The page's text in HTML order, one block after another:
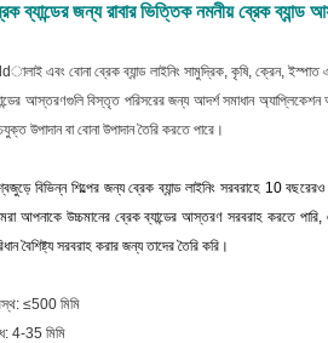
ব্যান্ডের জন্য রাবার ভিত্তিক নমনীয় ব্রেক
এবং বোনা ব্রেক ব্যান্ড লাইনিং সামুদ্রিক, কৃষি, ক্রেন, ইস্পাত
আস্তরণগুলি বিস্তৃত পরিসরের জন্য আদর্শ সমাধান অ্যাপ্লিকেশন
উপাদান বা বোনা উপাদান তৈরি করতে পারে।
বিভিন্ন শিল্পের জন্য ব্রেক ব্যান্ড লাইনিং সরবরাহে 10
আপনাকে উচ্চমানের ব্রেক ব্যান্ডের আস্তরণ সরবরাহ করতে পারি,
বৈশিষ্ট্য সরবরাহ করার জন্য তাদের তৈরি করি।
≤500 মিমি
4-35 মিমি